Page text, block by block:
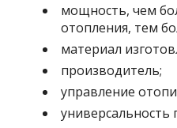
мощность, чем
отопления, тем
материал
производитель;
управление
универсальность